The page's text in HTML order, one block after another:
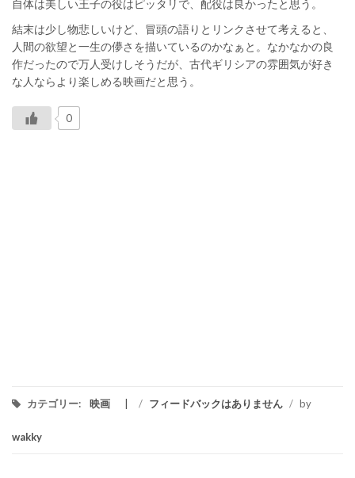
自体は美しい王子の役はピッタリで、配役は良かったと思う。
結末は少し物悲しいけど、冒頭の語りとリンクさせて考えると、
人間の欲望と一生の儚さを描いているのかなぁと。なかなかの良
作だったので万人受けしそうだが、古代ギリシアの雰囲気が好き
な人ならより楽しめる映画だと思う。
0
カテゴリー: 映画 / フィードバックはありません / by
wakky